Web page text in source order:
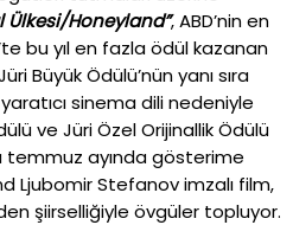
Ülkesi/Honeyland”, ABD’nin en
bu yıl en fazla ödül kazanan
Büyük Ödülü’nün yanı sıra
sinema dili nedeniyle
ve Jüri Özel Orijinallik Ödülü
temmuz ayında gösterime
Ljubomir Stefanov imzalı film,
şiirselliğiyle övgüler topluyor.